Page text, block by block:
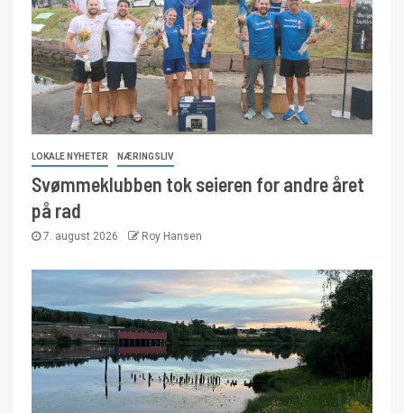
LOKALE NYHETER NÆRINGSLIV
Svømmeklubben tok seieren for andre året
på rad
7. august 2026 Roy Hansen